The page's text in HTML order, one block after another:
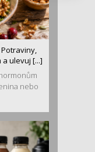
ulevuj [...]
nebo